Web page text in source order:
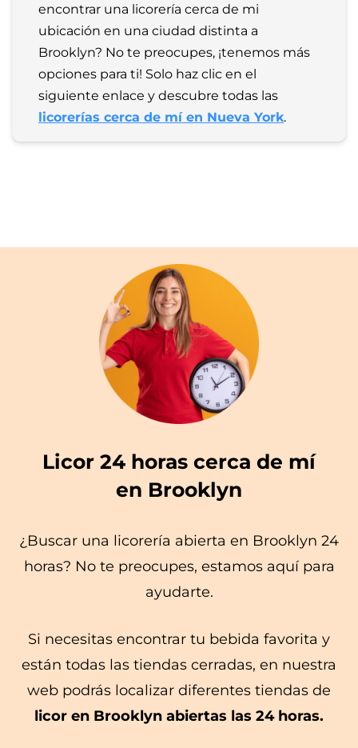
encontrar una licorería cerca de mi
ubicación en una ciudad distinta a
Brooklyn? No te preocupes, ¡tenemos más
opciones para ti! Solo haz clic en el
licorerías cerca de mí en Nueva York.
Licor 24 horas cerca de mí
en Brooklyn
¿Buscar una licorería abierta en Brooklyn 24
horas? No te preocupes, estamos aquí para
ayudarte.
Si necesitas encontrar tu bebida favorita y
están todas las tiendas cerradas, en nuestra
web podrás localizar diferentes tiendas de
licor en Brooklyn abiertas las 24 horas.